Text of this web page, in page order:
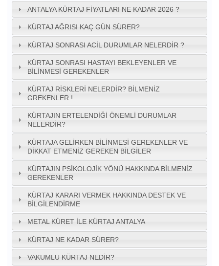
ANTALYA KÜRTAJ FIYATLARI NE KADAR 2026 ?
KÜRTAJ AĞRISI KAÇ GÜN SÜRER?
KÜRTAJ SONRASI ACIL DURUMLAR NELERDIR ?
KÜRTAJ SONRASI HASTAYI BEKLEYENLER VE
BILINMESI GEREKENLER
KÜRTAJ RISKLERI NELERDIR? BILMENIZ
GREKENLER !
KÜRTAJIN ERTELENDIĞI ÖNEMLI DURUMLAR
NELERDIR?
KÜRTAJA GELIRKEN BILINMESI GEREKENLER VE
DIKKAT ETMENIZ GEREKEN BILGILER
KÜRTAJIN PSIKOLOJIK YÖNÜ HAKKINDA BILMENIZ
GEREKENLER
KÜRTAJ KARARI VERMEK HAKKINDA DESTEK VE
BILGILENDIRME
METAL KÜRET ILE KÜRTAJ ANTALYA
KÜRTAJ NE KADAR SÜRER?
VAKUMLU KÜRTAJ NEDIR?